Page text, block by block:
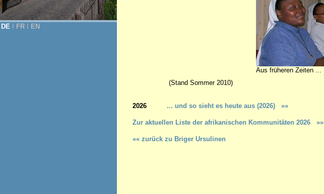
DE FR EN
Aus früheren Zeiten ...
(Stand Sommer 2010)
2026 ... und so sieht es heute aus (2026) »»
Zur aktuellen Liste der afrikanischen Kommunitäten 2026 »»
«« zurück zu Briger Ursulinen